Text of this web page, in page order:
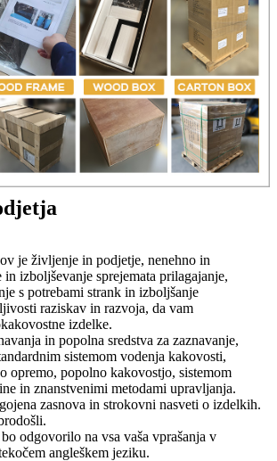
je življenje in podjetje, nenehno in
izboljševanje sprejemata prilagajanje,
s potrebami strank in izboljšanje
raziskav in razvoja, da vam
izdelke.
in popolna sredstva za zaznavanje,
sistemom vodenja kakovosti,
opremo, popolno kakovostjo, sistemom
in znanstvenimi metodami upravljanja.
zasnova in strokovni nasveti o izdelkih.
odgovorilo na vsa vaša vprašanja v
angleškem jeziku.